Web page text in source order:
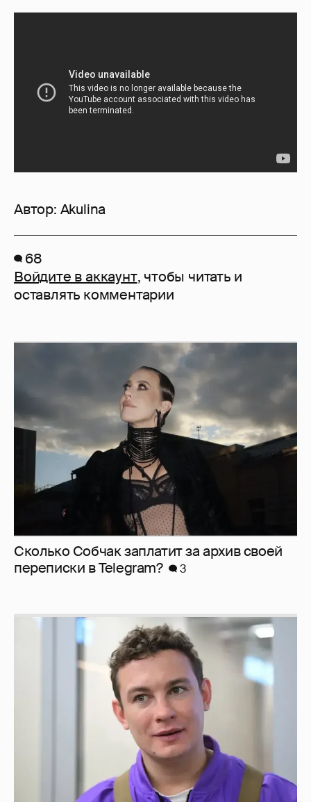
Автор: Akulina
68
Войдите в аккаунт, чтобы читать и
оставлять комментарии
Сколько Собчак заплатит за архив своей
перeписки в Telegram?
3